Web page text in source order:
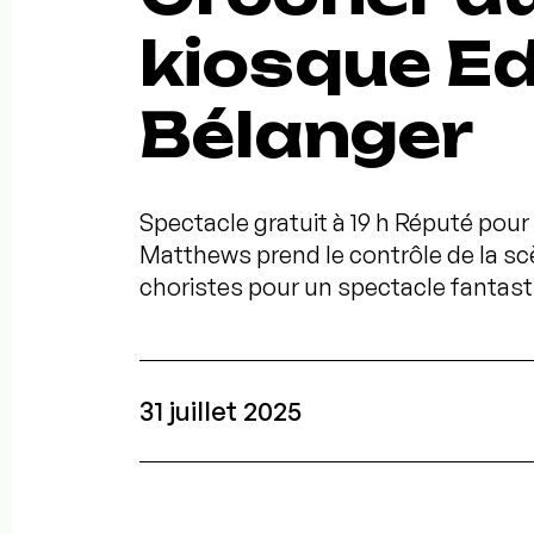
kiosque
Bélanger
Spectacle gratuit à 19 h Réputé
Matthews prend le contrôle de la
choristes pour un spectacle
31 juillet 2025